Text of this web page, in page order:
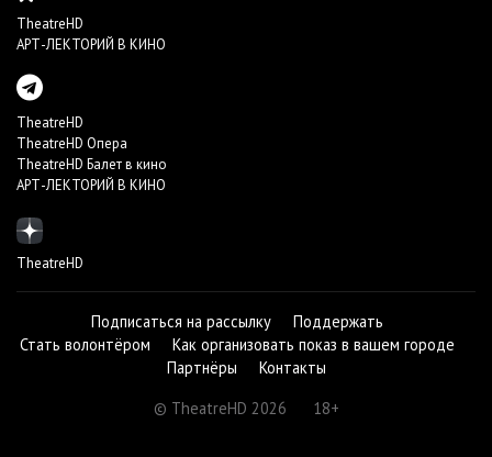
TheatreHD
АРТ-ЛЕКТОРИЙ В КИНО
TheatreHD
TheatreHD Опера
TheatreHD Балет в кино
АРТ-ЛЕКТОРИЙ В КИНО
TheatreHD
Подписаться на рассылку
Поддержать
Стать волонтёром
Как организовать показ в вашем городе
Партнёры
Контакты
© TheatreHD 2026
18+